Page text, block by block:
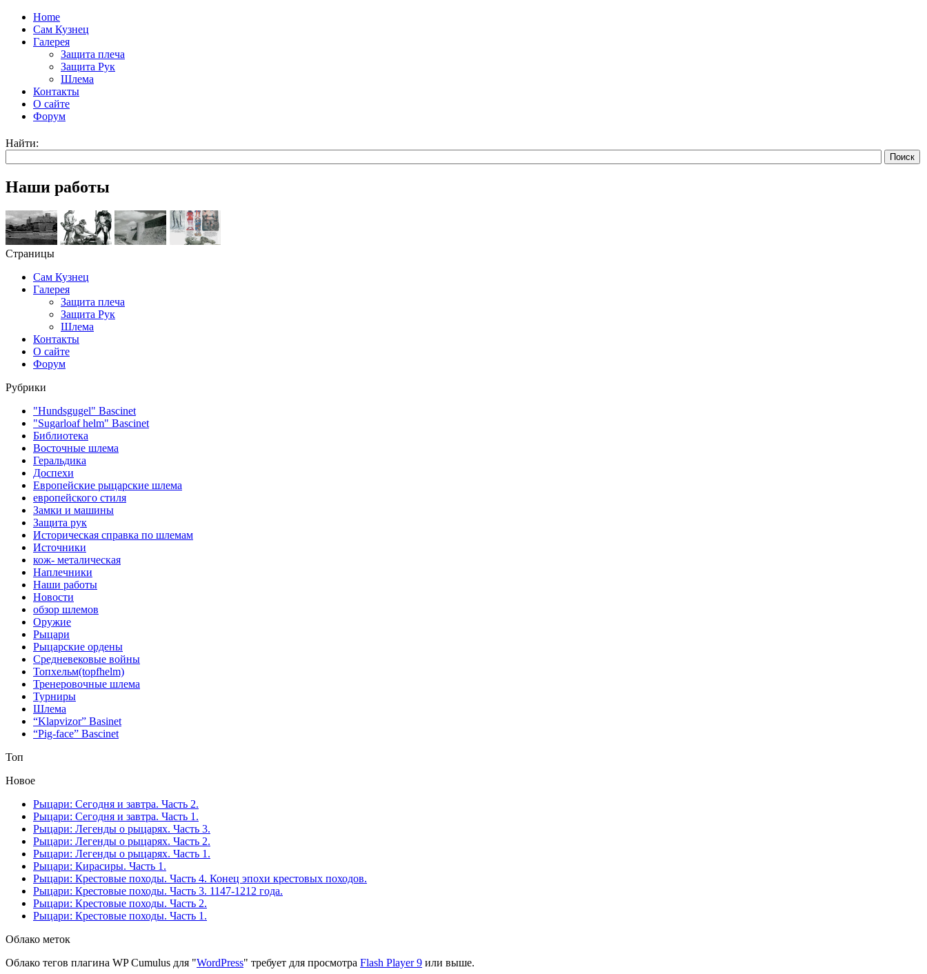
Home
Сам Кузнец
Галерея
Защита плеча
Защита Рук
Шлема
Контакты
О сайте
Форум
Найти:
Поиск
Наши работы
Страницы
Сам Кузнец
Галерея
Защита плеча
Защита Рук
Шлема
Контакты
О сайте
Форум
Рубрики
"Hundsgugel" Bascinet
"Sugarloaf helm" Bascinet
Библиотека
Восточные шлема
Геральдика
Доспехи
Европейские рыцарские шлема
европейского стиля
Замки и машины
Защита рук
Историческая справка по шлемам
Источники
кож- металическая
Наплечники
Наши работы
Новости
обзор шлемов
Оружие
Рыцари
Рыцарские ордены
Средневековые войны
Топхельм(topfhelm)
Тренеровочные шлема
Турниры
Шлема
“Klapvizor” Basinet
“Pig-face” Bascinet
Топ
Новое
Рыцари: Сегодня и завтра. Часть 2.
Рыцари: Сегодня и завтра. Часть 1.
Рыцари: Легенды о рыцарях. Часть 3.
Рыцари: Легенды о рыцарях. Часть 2.
Рыцари: Легенды о рыцарях. Часть 1.
Рыцари: Кирасиры. Часть 1.
Рыцари: Крестовые походы. Часть 4. Конец эпохи крестовых походов.
Рыцари: Крестовые походы. Часть 3. 1147-1212 года.
Рыцари: Крестовые походы. Часть 2.
Рыцари: Крестовые походы. Часть 1.
Облако меток
Облако тегов плагина WP Cumulus для "WordPress" требует для просмотра Flash Player 9 или выше.